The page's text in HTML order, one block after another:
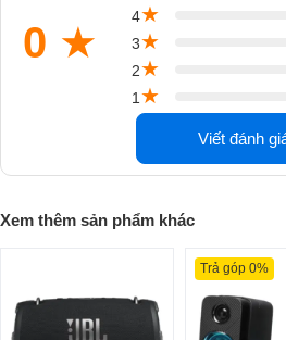
Mang đến không gian âm thanh sống
náo nhiệt cho các bữa tiệc, JBL Xtreme
săn đón bậc nhất hiện nay, được tích
0 ★
4★
3★
2★
1 ★
Viết đánh
Xem thêm sản phẩm khác
Trả góp 0%